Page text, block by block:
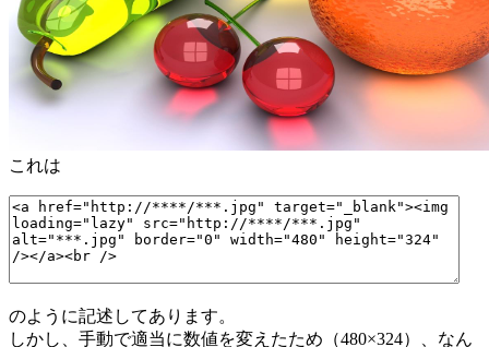
これは
のように記述してあります。
しかし、手動で適当に数値を変えたため（480×324）、なん